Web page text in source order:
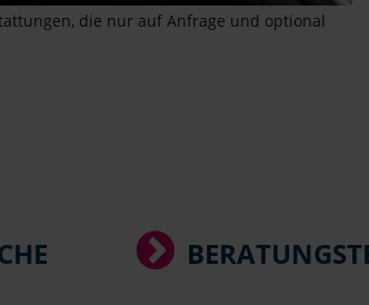
die nur auf Anfrage und optional